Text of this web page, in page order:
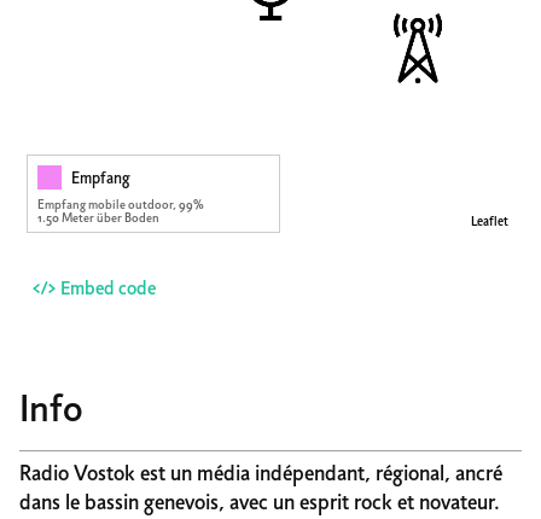
Leaflet
Empfang
Empfang mobile outdoor, 99%
1.50 Meter über Boden
</> Embed code
Info
Radio Vostok est un média indépendant, régional, ancré
dans le bassin genevois, avec un esprit rock et novateur.